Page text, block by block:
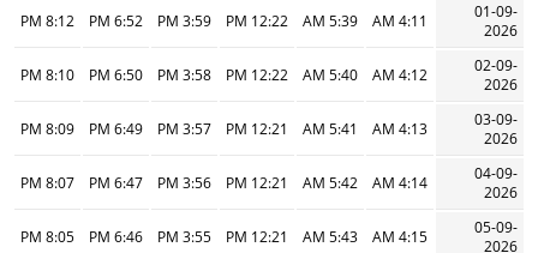
01-09-
2026
4:11 AM
5:39 AM
12:22 PM
3:59 PM
6:52 PM
8:12 PM
02-09-
2026
4:12 AM
5:40 AM
12:22 PM
3:58 PM
6:50 PM
8:10 PM
03-09-
2026
4:13 AM
5:41 AM
12:21 PM
3:57 PM
6:49 PM
8:09 PM
04-09-
2026
4:14 AM
5:42 AM
12:21 PM
3:56 PM
6:47 PM
8:07 PM
05-09-
2026
4:15 AM
5:43 AM
12:21 PM
3:55 PM
6:46 PM
8:05 PM